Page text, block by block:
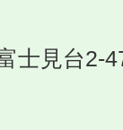
士見台2-